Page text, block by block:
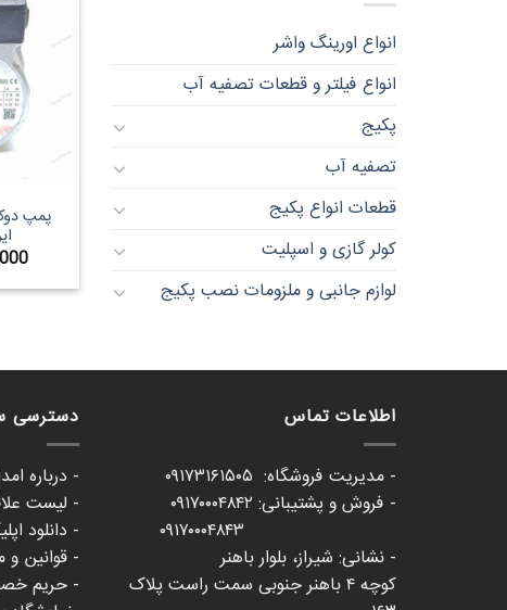
انواع اورینگ واشر
انواع فیلتر و قطعات تصفیه آب
پکیج
تصفیه آب
قطعات انواع پکیج
کولر گازی و اسپلیت
لوازم جانبی و ملزومات نصب پکیج
اطلاعات تماس
- مدیریت فروشگاه: ۰۹۱۷۳۱۶۱۵۰۵
- فروش و پشتیبانی: ۰۹۱۷۰۰۰۴۸۴۲
- نشانی: شیراز، بلوار باهنر
کوچه ۴ باهنر جنوبی سمت راست پلاک
دسترسی
- درباره
- لیست
- دانلود
- قوانین
- حریم